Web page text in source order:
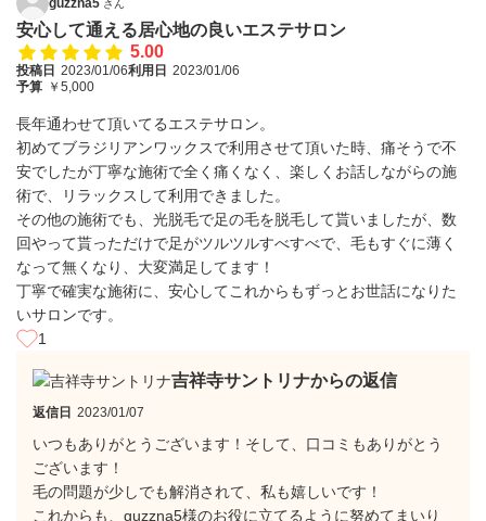
さん
安心して通える居心地の良いエステサロン
5.00
投稿日 2023/01/06利用日 2023/01/06
予算 ￥5,000
長年通わせて頂いてるエステサロン。
初めてブラジリアンワックスで利用させて頂いた時、痛そうで不
安でしたが丁寧な施術で全く痛くなく、楽しくお話しながらの施
術で、リラックスして利用できました。
その他の施術でも、光脱毛で足の毛を脱毛して貰いましたが、数
回やって貰っただけで足がツルツルすべすべで、毛もすぐに薄く
なって無くなり、大変満足してます！
丁寧で確実な施術に、安心してこれからもずっとお世話になりた
いサロンです。
1
吉祥寺サントリナからの返信
返信日 2023/01/07
いつもありがとうございます！そして、口コミもありがとう
ございます！
毛の問題が少しでも解消されて、私も嬉しいです！
これからも、guzzna5様のお役に立てるように努めてまいり